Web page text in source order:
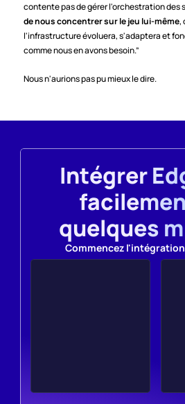
contente pas de gérer l'orchestration des
de nous concentrer sur le jeu lui-même,
l'infrastructure évoluera, s'adaptera et
comme nous en avons besoin.”
Nous n'aurions pas pu mieux le dire.
Intégrer
quelques
Commencez